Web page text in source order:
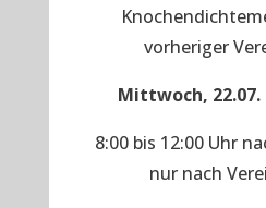
vorheriger
Mittwoch, 22.07.
8:00 bis 12:00 Uhr
nur nach